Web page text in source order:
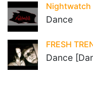
Nightwatch
Dance
FRESH
Dance